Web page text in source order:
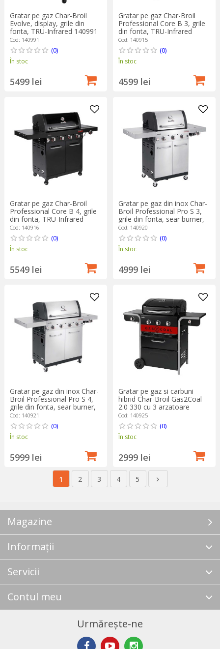
Gratar pe gaz Char-Broil
Evolve, display, grile din
fonta, TRU-Infrared 140991
Cod: 140991
(0)
În stoc
5499 lei
Gratar pe gaz Char-Broil
Professional Core B 3, grile
din fonta, TRU-Infrared
140915
Cod: 140915
(0)
În stoc
4599 lei
Gratar pe gaz Char-Broil
Professional Core B 4, grile
din fonta, TRU-Infrared
140916
Cod: 140916
(0)
În stoc
5549 lei
Gratar pe gaz din inox Char-
Broil Professional Pro S 3,
grile din fonta, sear burner,
TRU-Infrared 140920
Cod: 140920
(0)
În stoc
4999 lei
Gratar pe gaz din inox Char-
Broil Professional Pro S 4,
grile din fonta, sear burner,
TRU-Infrared 140921
Cod: 140921
(0)
În stoc
5999 lei
Gratar pe gaz si carbuni
hibrid Char-Broil Gas2Coal
2.0 330 cu 3 arzatoare
140925
Cod: 140925
(0)
În stoc
2999 lei
1 2 3 4 5
Magazine
Informații
Servicii
Contul meu
Urmărește-ne